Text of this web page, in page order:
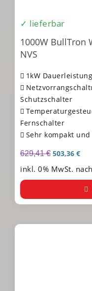
✓ lieferbar
1000W BullTron
NVS
1kW
Schutzschalter
Fernschalter
Sehr kompakt
629,41€ 503,36 €
inkl. 0% MwSt.